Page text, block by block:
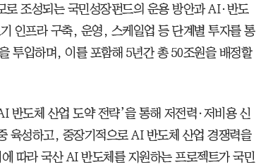
로 조성되는 국민성장펀드의 운용 방안과 AI·반도
인프라 구축, 운영, 스케일업 등 단계별 투자를 통
투입하며, 이를 포함해 5년간 총 50조원을 배정할
반도체 산업 도약 전략’을 통해 저전력·저비용 신
육성하고, 중장기적으로 AI 반도체 산업 경쟁력을
따라 국산 AI 반도체를 지원하는 프로젝트가 국민